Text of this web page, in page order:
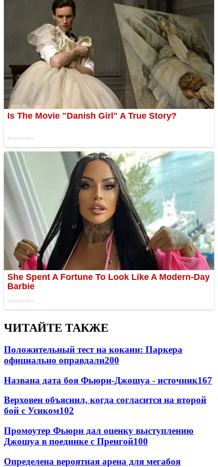
ЧИТАЙТЕ ТАКЖЕ
Положительный тест на кокаин: Паркера
официально оправдали200
Названа дата боя Фьюри-Джошуа - источник167
Верховен объяснил, когда согласится на второй
бой с Усиком102
Промоутер Фьюри дал оценку выступлению
Джошуа в поединке с Пренгой100
Определена вероятная арена для мегабоя